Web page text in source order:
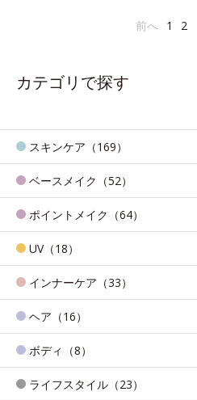
前へ 1 2
カテゴリで探す
スキンケア（169）
ベースメイク（52）
ポイントメイク（64）
UV（18）
インナーケア（33）
ヘア（16）
ボディ（8）
ライフスタイル（23）